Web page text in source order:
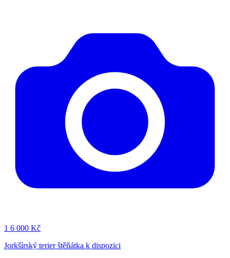
1 6 000 Kč
Jorkšírský terier štěňátka k dispozici